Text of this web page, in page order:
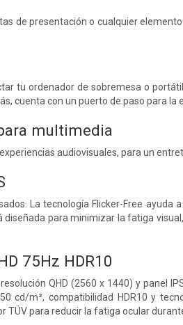
de presentación o cualquier
tu ordenador de sobremesa o
cuenta con un puerto de paso para la
multimedia
audiovisuales, para un
La tecnología Flicker-Free
para minimizar la fatiga
75Hz HDR10
QHD (2560 x 1440) y panel
cd/m², compatibilidad HDR10 y
TÜV para reducir la fatiga ocular